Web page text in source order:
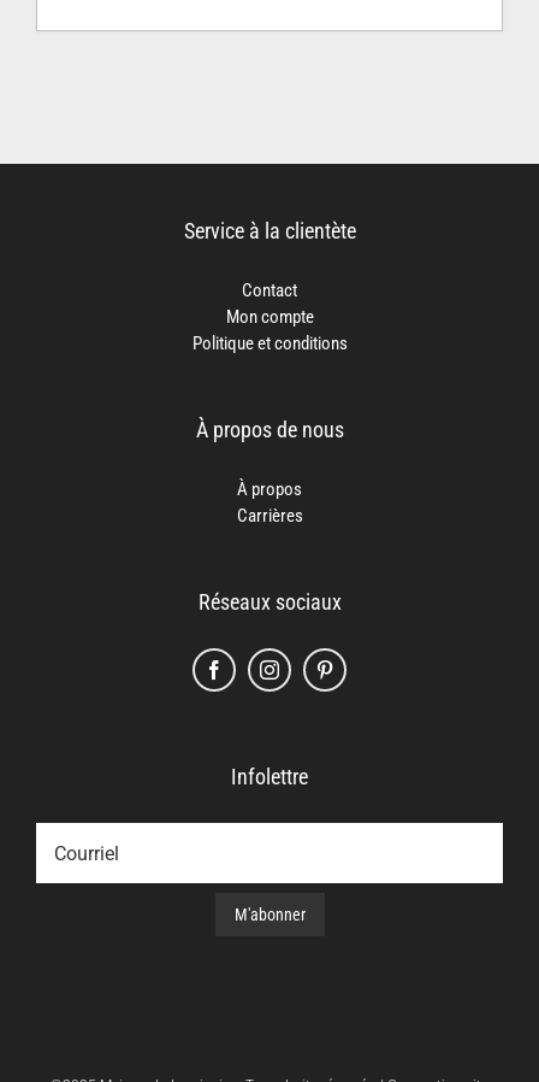
Service à la clientète
Contact
Mon compte
Politique et conditions
À propos de nous
À propos
Carrières
Réseaux sociaux
Infolettre